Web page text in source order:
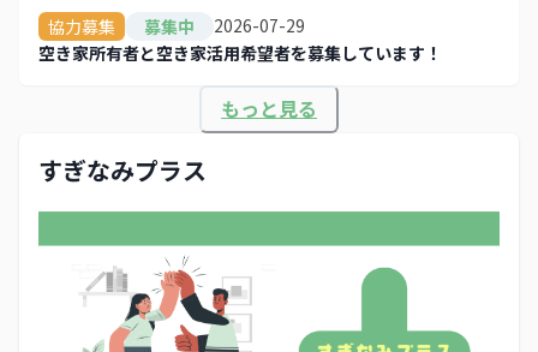
協力募集 募集中
2026-07-29
空き家所有者と空き家活用希望者を募集しています！
もっと見る
すぎなみプラス